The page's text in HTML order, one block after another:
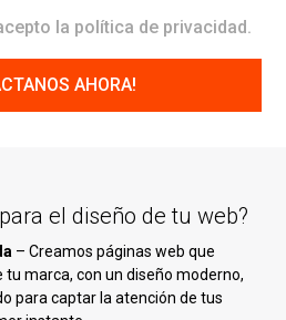
la política de privacidad.
el diseño de tu web?
– Creamos páginas web que
tu marca, con un diseño moderno,
para captar la atención de tus